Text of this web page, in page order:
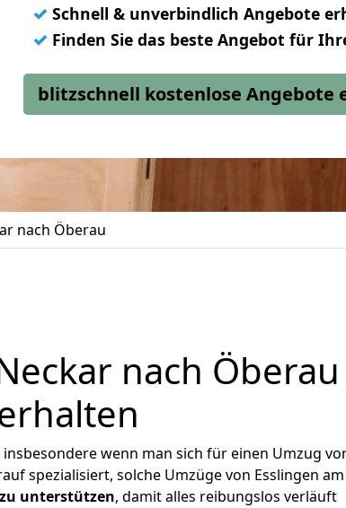
✓ Schnell & unverbindlich Angebote
✓ Finden Sie das beste Angebot für
blitzschnell kostenlose Angebote
nach Öberau
nach
insbesondere wenn man sich für einen Umzug
spezialisiert, solche Umzüge von Esslingen
unterstützen, damit alles reibungslos verläuft